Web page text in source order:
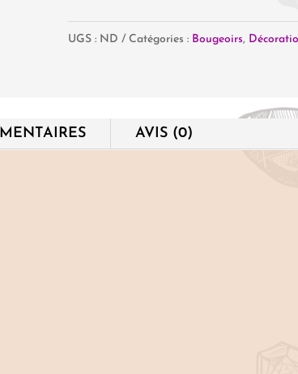
Fleur
Rouge
UGS : ND Catégories : Bougeoirs,
AVIS (0)